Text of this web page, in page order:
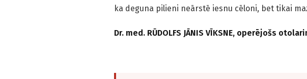
ka deguna pilieni neārstē iesnu cēloni, bet tikai
Dr. med. RŪDOLFS JĀNIS VĪKSNE, operējošs